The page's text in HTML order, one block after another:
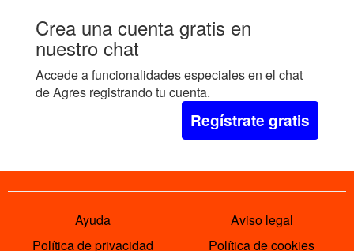
Crea una cuenta gratis en
nuestro chat
Accede a funcionalidades especiales en el chat
de Agres registrando tu cuenta.
Regístrate gratis
Ayuda
Aviso legal
Política de privacidad
Política de cookies